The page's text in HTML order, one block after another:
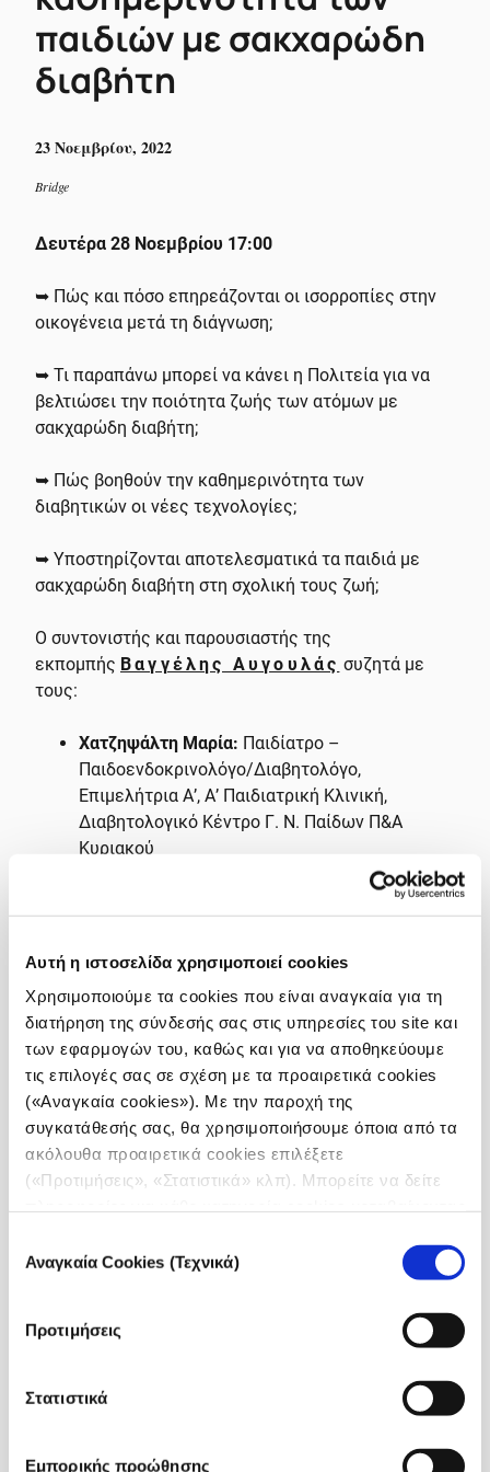
Αυτή η ιστοσελίδα χρησιμοποιεί cookies
Χρησιμοποιούμε τα cookies που είναι αναγκαία για τη
διατήρηση της σύνδεσής σας στις υπηρεσίες του site και
των εφαρμογών του, καθώς και για να αποθηκεύουμε
τις επιλογές σας σε σχέση με τα προαιρετικά cookies
(«Αναγκαία cookies»). Με την παροχή της
συγκατάθεσής σας, θα χρησιμοποιήσουμε όποια από τα
ακόλουθα προαιρετικά cookies επιλέξετε
(«Προτιμήσεις», «Στατιστικά» κλπ). Μπορείτε να δείτε
συγκατάθεσης
Αναγκαία Cookies (Τεχνικά)
Προτιμήσεις
Στατιστικά
Εμπορικής προώθησης
παιδιών με σακχαρώδη
διαβήτη
23 Νοεμβρίου, 2022
Bridge
Δευτέρα 28 Νοεμβρίου 17:00
➥ Πώς και πόσο επηρεάζονται οι ισορροπίες στην
οικογένεια μετά τη διάγνωση;
➥ Τι παραπάνω μπορεί να κάνει η Πολιτεία για να
βελτιώσει την ποιότητα ζωής των ατόμων με
σακχαρώδη διαβήτη;
➥ Πώς βοηθούν την καθημερινότητα των
διαβητικών οι νέες τεχνολογίες;
➥ Υποστηρίζονται αποτελεσματικά τα παιδιά με
σακχαρώδη διαβήτη στη σχολική τους ζωή;
Ο συντονιστής και παρουσιαστής της
εκπομπής Βαγγέλης Αυγουλάς συζητά με
τους:
Χατζηψάλτη Μαρία: Παιδίατρο –
Παιδοενδοκρινολόγο/Διαβητολόγο,
Επιμελήτρια Α’, Α’ Παιδιατρική Κλινική,
Διαβητολογικό Κέντρο Γ. Ν. Παίδων Π&Α
Κυριακού
Msc, Βιολόγο, Πρόεδρο της
της ΕΣΑμεΑ
σακχαρώδη διαβήτη, Παραολυμπιονίκη στο
Ποδόσφαιρο Τυφλών
📌 Τη Δευτέρα 28 Νοεμβρίου στις 17:00
συντονιστείτε μέσα από τοFacebook
τοYouTubeτου meallamatia.gr.
🎤 Καθ’ όλη τη διάρκεια της εκπομπής συμμετέχετε
live με τις ερωτήσεις σας, μέσω των social media
του meallamatia.gr, και εμείς μεταφέρουμε ζωντανά
τα σχόλια και τις απόψεις σας!
🤘 Η εκπομπή
θα μεταδοθεί με ζωντανή διερμηνεία
και θα είναι
και βαρήκοα άτομα.
🙏 Η εκπομπή υλοποιείται με την υποστήριξη του μη